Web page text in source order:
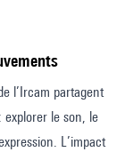
l’Ircam partagent
explorer le son, le
L’impact